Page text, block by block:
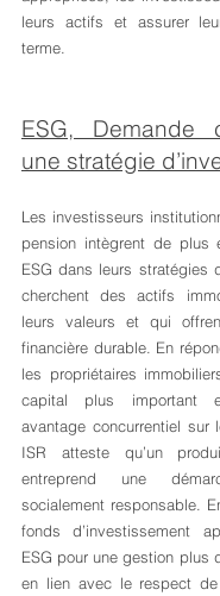
leurs actifs et assurer
terme.
ESG, Demande
une stratégie
Les investisseurs
pension intègrent de plus
ESG dans leurs stratégies
cherchent des actifs
leurs valeurs et qui
financière durable. En
les propriétaires
capital plus important
avantage concurrentiel sur
ISR atteste qu’un
entreprend une
socialement responsable.
fonds d’investissement
ESG pour une gestion plus
en lien avec le respect de